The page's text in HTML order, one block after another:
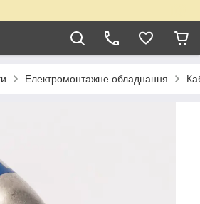
Електромонтажне обладнання